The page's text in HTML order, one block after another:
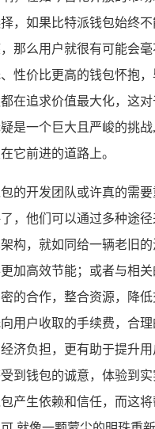
，如果比特派钱包始终
那么用户就很有可能会
性价比更高的钱包怀抱
在追求价值最大化，这
是一个巨大且严峻的挑
它前进的道路上。
的开发团队或许真的需
，他们可以通过多种途
构，就如同给一辆老旧
加高效节能；或者与相
的合作，整合资源，降
用户收取的手续费，合
济负担，更有助于提升
到钱包的诚意，体验到
产生依赖和信任，而这